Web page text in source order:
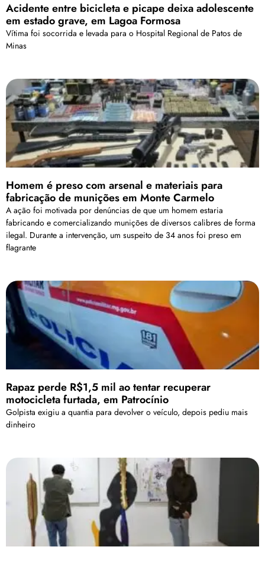
Acidente entre bicicleta e picape deixa adolescente
em estado grave, em Lagoa Formosa
Vítima foi socorrida e levada para o Hospital Regional de Patos de
Minas
Homem é preso com arsenal e materiais para
fabricação de munições em Monte Carmelo
A ação foi motivada por denúncias de que um homem estaria
fabricando e comercializando munições de diversos calibres de forma
ilegal. Durante a intervenção, um suspeito de 34 anos foi preso em
flagrante
Rapaz perde R$1,5 mil ao tentar recuperar
motocicleta furtada, em Patrocínio
Golpista exigiu a quantia para devolver o veículo, depois pediu mais
dinheiro